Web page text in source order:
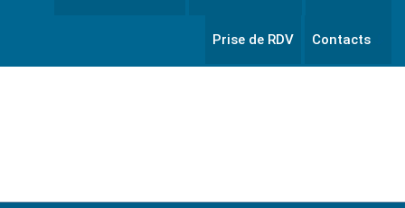
Prise de RDV Contacts